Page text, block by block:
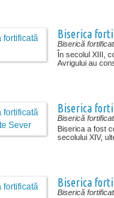
Biserica
Biserică
În secolul XIII,
Avrigului au
Biserica
Biserică
Biserica a fost
secolului XIV,
Biserica
Biserică